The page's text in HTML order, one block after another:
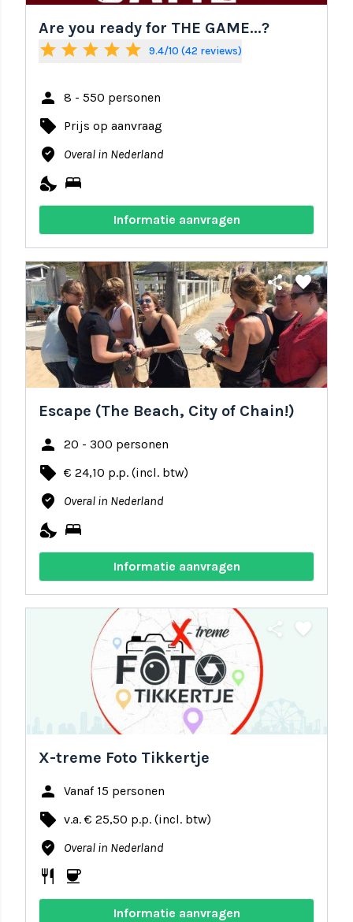
Are you ready for THE GAME...?
star star star star star 9.4/10 (42 reviews)
person 8 - 550 personen
local_offer Prijs op aanvraag
where_to_vote Overal in Nederland
nights_stay bed
Informatie aanvragen
share favorite
Escape (The Beach, City of Chain!)
person 20 - 300 personen
local_offer € 24,10 p.p. (incl. btw)
where_to_vote Overal in Nederland
nights_stay bed
Informatie aanvragen
share favorite
X-treme Foto Tikkertje
person Vanaf 15 personen
local_offer v.a. € 25,50 p.p. (incl. btw)
where_to_vote Overal in Nederland
restaurant coffee
Informatie aanvragen